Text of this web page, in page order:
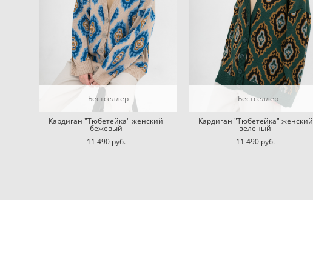
Бестселлер
Кардиган "Тюбетейка" женский
бежевый
11 490 pуб.
Бестселлер
Кардиган "Тюбетейка" женский
зеленый
11 490 pуб.